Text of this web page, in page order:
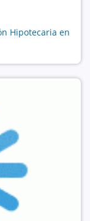
Hipotecaria en